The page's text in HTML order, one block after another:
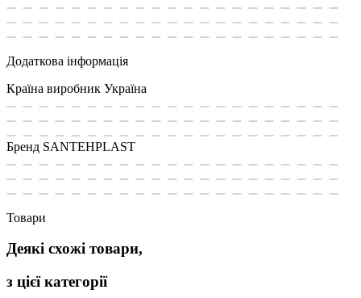
Додаткова інформація
Країна виробник Україна
Бренд SANTEHPLAST
Товари
Деякі схожі товари,
з цієї категорії